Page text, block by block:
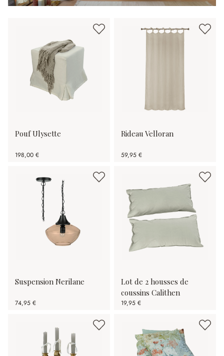
Pouf Ulysette
198,00 €
Rideau Velloran
59,95 €
Suspension Nerilane
74,95 €
Lot de 2 housses de
coussins Calithen
19,95 €